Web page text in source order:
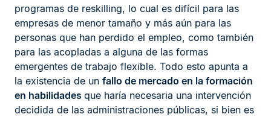
programas de reskilling, lo cual es difícil para las
empresas de menor tamaño y más aún para las
personas que han perdido el empleo, como también
para las acopladas a alguna de las formas
emergentes de trabajo flexible. Todo esto apunta a
la existencia de un fallo de mercado en la formación
en habilidades que haría necesaria una intervención
decidida de las administraciones públicas, si bien es